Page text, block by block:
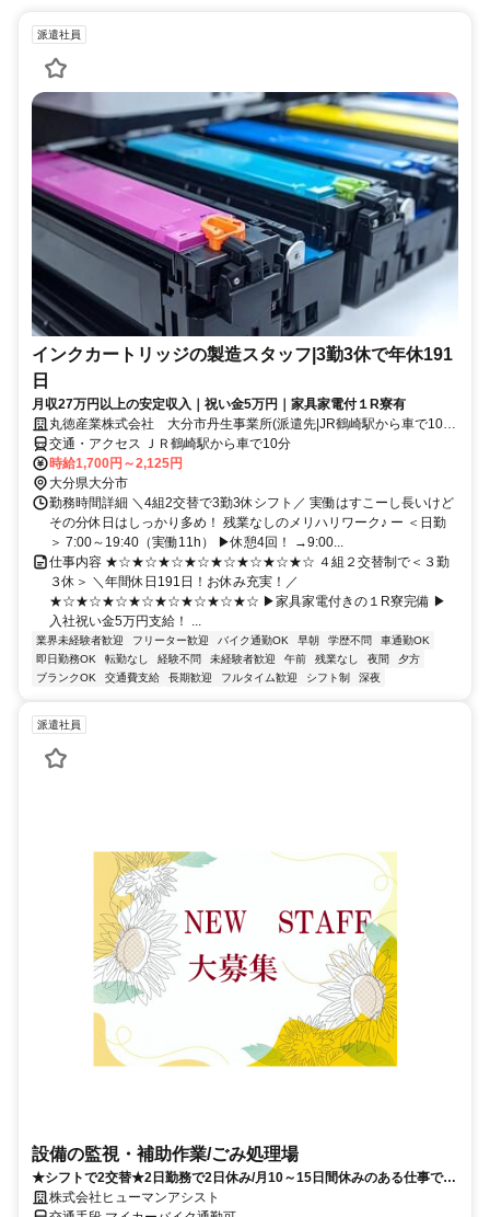
派遣社員
インクカートリッジの製造スタッフ|3勤3休で年休191
日
月収27万円以上の安定収入｜祝い金5万円｜家具家電付１R寮有
丸徳産業株式会社 大分市丹生事業所(派遣先|JR鶴崎駅から車で10
分)
交通・アクセス ＪＲ鶴崎駅から車で10分
時給1,700円～2,125円
大分県大分市
勤務時間詳細 ＼4組2交替で3勤3休シフト／ 実働はすこーし長いけど
その分休日はしっかり多め！ 残業なしのメリハリワーク♪ ー ＜日勤
＞ 7:00～19:40（実働11h） ▶休憩4回！ →9:00...
仕事内容 ★☆★☆★☆★☆★☆★☆★☆★☆ ４組２交替制で＜３勤
３休＞ ＼年間休日191日！お休み充実！／
★☆★☆★☆★☆★☆★☆★☆★☆ ▶家具家電付きの１R寮完備 ▶
入社祝い金5万円支給！ ...
業界未経験者歓迎 フリーター歓迎 バイク通勤OK 早朝 学歴不問
車通勤OK
即日勤務OK
転勤なし 経験不問 未経験者歓迎 午前 残業なし 夜間
夕方
ブランクOK
交通費支給 長期歓迎 フルタイム歓迎 シフト制 深夜
派遣社員
設備の監視・補助作業/ごみ処理場
★シフトで2交替★2日勤務で2日休み/月10～15日間休みのある仕事でプ
ライベートも充実♪
株式会社ヒューマンアシスト